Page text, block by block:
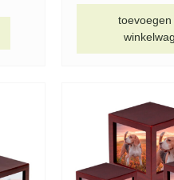
toevoegen